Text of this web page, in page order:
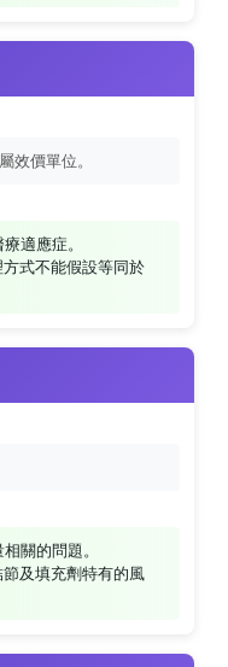
效價單位。
適應症。
式不能假設等同於
關的問題。
及填充劑特有的風